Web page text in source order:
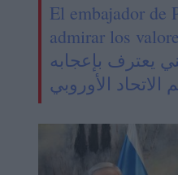
El embajador de
admirar los
يعترف بإعجابه
الاتحاد الأوروبي